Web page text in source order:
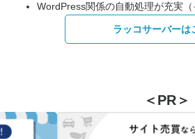
WordPress関係の自動処理が充実（
ラッコサーバーは
＜PR＞